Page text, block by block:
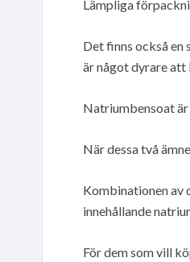
Lämpliga
Det finns också en
är något dyrare att
Natriumbensoat
När dessa två
Kombinationen av
innehållande
För dem som vill